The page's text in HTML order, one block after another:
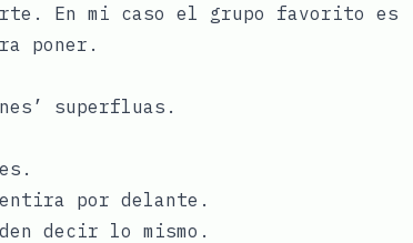
En mi caso el grupo favorito es
poner.
superfluas.
por delante.
decir lo mismo.